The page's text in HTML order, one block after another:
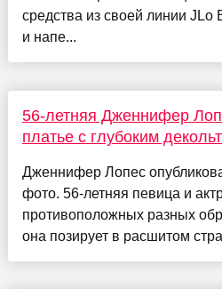
средства из своей линии JLo
и напе...
56-летняя Дженнифер
платье с глубоким
Дженнифер Лопес
фото. 56-летняя певица и
противоположных разных
она позирует в расшитом